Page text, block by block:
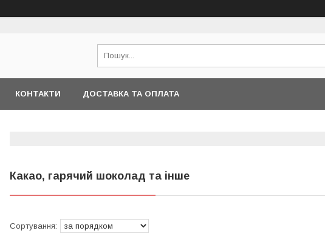
КОНТАКТИ ДОСТАВКА ТА ОПЛАТА
Какао, гарячий шоколад та інше